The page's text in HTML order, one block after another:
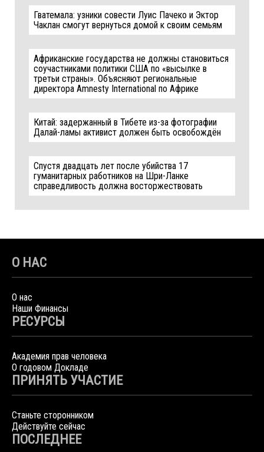
Гватемала: узники совести Луис Пачеко и Эктор
Чаклан смогут вернуться домой к своим семьям
Африканские государства не должны становиться
соучастниками политики США по «высылке в
третьи страны». Объясняют региональные
директора Amnesty International по Африке
Китай: задержанный в Тибете из-за фотографии
Далай-ламы активист должен быть освобождён
Спустя двадцать лет после убийства 17
гуманитарных работников на Шри-Ланке
справедливость должна восторжествовать
О НАС
О нас
Наши Финансы
РЕСУРСЫ
Академия прав человека
О годовом Докладе
ПРИНЯТЬ УЧАСТИЕ
Станьте сторонником
Действуйте сейчас
ПОСЛЕДНЕЕ